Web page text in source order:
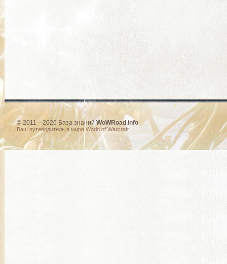
© 2011—2026 База знанийWoWRoad.info
Ваш путеводитель в мире World of Warcraft